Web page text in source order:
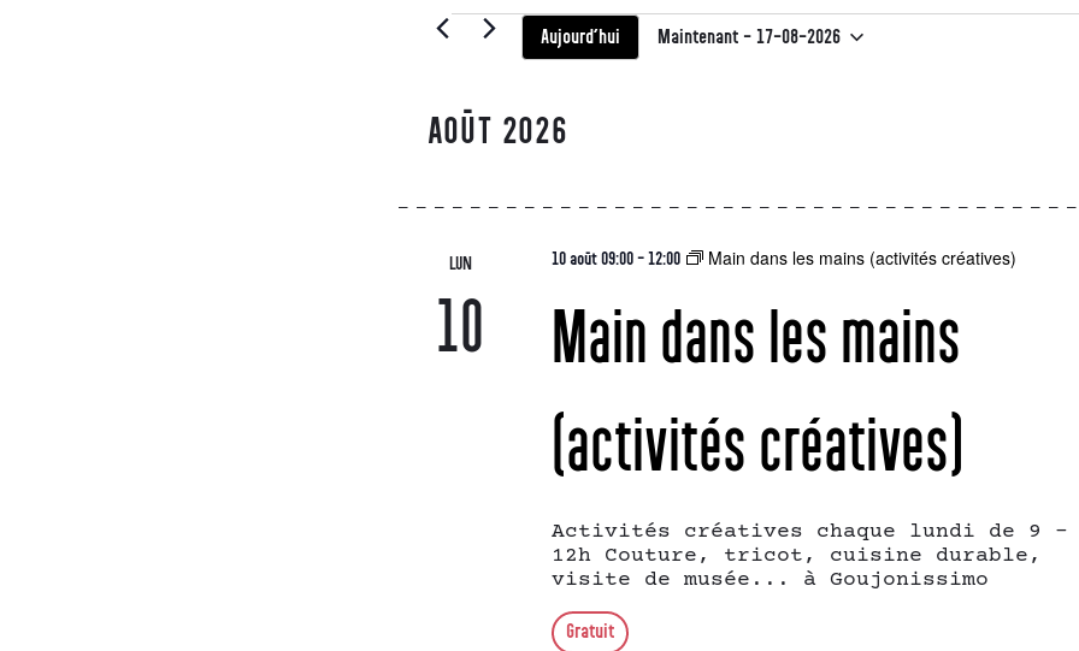
Aujourd’hui Maintenant - 17-08-2026
AOÛT 2026
LUN
10
Main dans les mains
(activités créatives)
10 août 09:00-12:00 Main dans les mains (activités créatives)
Activités créatives chaque lundi de 9 -
12h Couture, tricot, cuisine durable,
visite de musée... à Goujonissimo
Gratuit